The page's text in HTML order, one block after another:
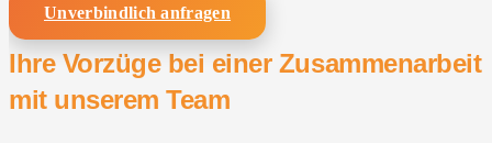
Unverbindlich anfragen
Ihre Vorzüge bei einer Zusammenarbeit
mit unserem Team